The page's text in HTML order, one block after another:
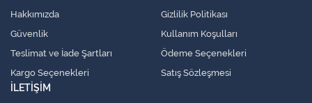
Hakkımızda
Güvenlik
Teslimat ve İade Şartları
Kargo Seçenekleri
Gizlilik Politikası
Kullanım Koşulları
Ödeme Seçenekleri
Satış Sözleşmesi
İLETİŞİM